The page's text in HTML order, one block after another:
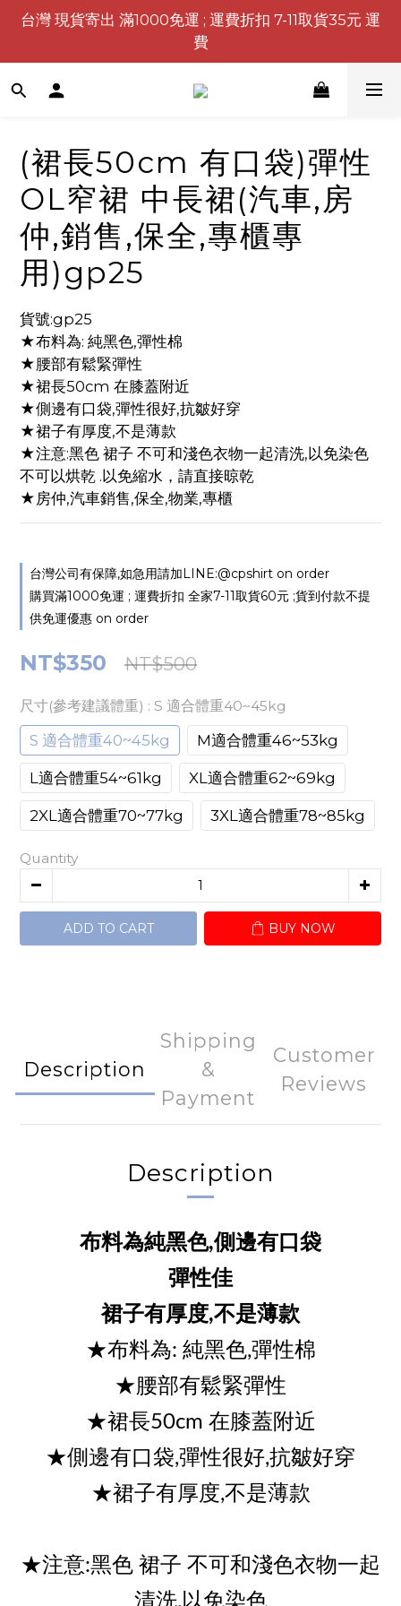
台灣 現貨寄出 滿1000免運 ; 運費折扣 7-11取貨35元 運
費
(裙長50cm 有口袋)彈性
OL窄裙 中長裙(汽車,房
仲,銷售,保全,專櫃專
用)gp25
貨號:gp25
★布料為: 純黑色,彈性棉
★腰部有鬆緊彈性
★裙長50cm 在膝蓋附近
★側邊有口袋,彈性很好,抗皺好穿
★裙子有厚度,不是薄款
★注意:黑色 裙子 不可和淺色衣物一起清洗,以免染色
不可以烘乾 .以免縮水，請直接晾乾
★房仲,汽車銷售,保全,物業,專櫃
台灣公司有保障,如急用請加LINE:@cpshirt on order
購買滿1000免運 ; 運費折扣 全家7-11取貨60元 ;貨到付款不提
供免運優惠 on order
NT$350 NT$500
尺寸(參考建議體重) : S 適合體重40~45kg
S 適合體重40~45kg M適合體重46~53kg
L適合體重54~61kg XL適合體重62~69kg
2XL適合體重70~77kg 3XL適合體重78~85kg
Quantity
ADD TO CART BUY NOW
Description
Shipping
&
Payment
Customer
Reviews
Description
布料為純黑色,側邊有口袋
彈性佳
裙子有厚度,不是薄款
★布料為: 純黑色,彈性棉
★腰部有鬆緊彈性
★裙長50cm 在膝蓋附近
★側邊有口袋,彈性很好,抗皺好穿
★裙子有厚度,不是薄款
★注意:黑色 裙子 不可和淺色衣物一起
清洗,以免染色